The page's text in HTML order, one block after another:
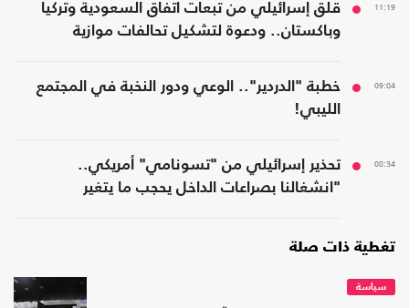
11:19
قلق إسرائيلي من تبعات اتفاق السعودية وتركيا
وباكستان.. ودعوة لتشكيل تحالفات موازية
09:04
خطبة "الدردير".. الوعي ودور النخبة في المجتمع
الليبي!
08:34
تحذير إسرائيلي من "تسونامي" أمريكي..
"انشغالنا بصراعات الداخل يحجب ما يتغير
تغطية ذات صلة
سياسة